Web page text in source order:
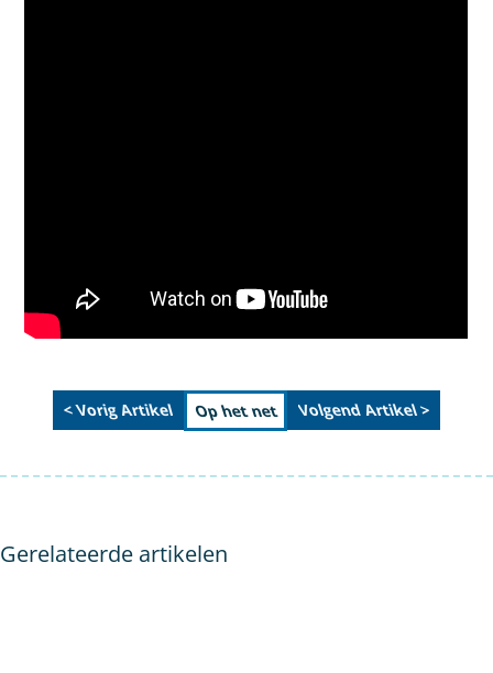
< Vorig Artikel Op het net Volgend Artikel >
Gerelateerde artikelen